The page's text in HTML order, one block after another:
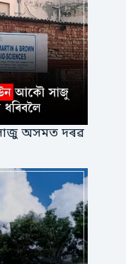
সাজু অসমত দৰৱ